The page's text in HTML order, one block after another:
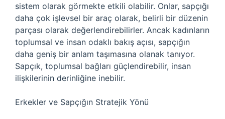
sistem olarak görmekte etkili olabilir. Onlar, sapçığı
daha çok işlevsel bir araç olarak, belirli bir düzenin
parçası olarak değerlendirebilirler. Ancak kadınların
toplumsal ve insan odaklı bakış açısı, sapçığın
daha geniş bir anlam taşımasına olanak tanıyor.
Sapçık, toplumsal bağları güçlendirebilir, insan
ilişkilerinin derinliğine inebilir.
Erkekler ve Sapçığın Stratejik Yönü